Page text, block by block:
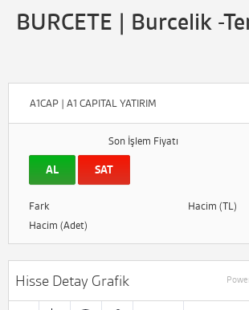
BURCETE | Burcelik -
A1CAP | A1 CAPITAL YATIRIM
Son İşlem Fiyatı
AL SAT
Fark
Hacim (TL)
Hacim (Adet)
Hisse Detay Grafik